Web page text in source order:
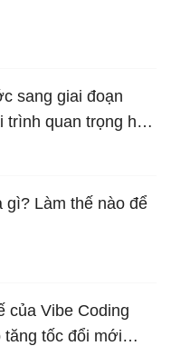
sang giai đoạn
trình quan trọng hơn
gì? Làm thế nào để
của Vibe Coding
tăng tốc đổi mới